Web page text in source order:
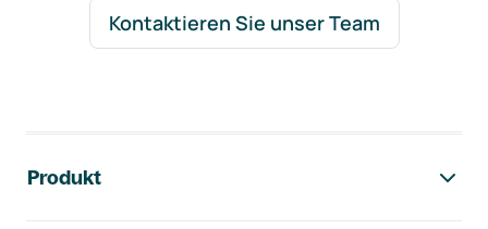
Kontaktieren Sie unser Team
Produkt